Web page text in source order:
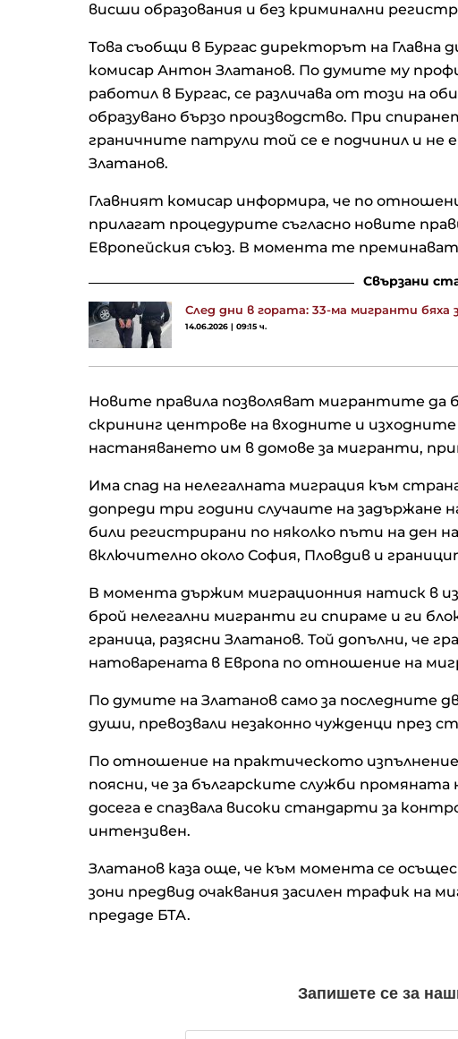
висши образования и без криминални
Това съобщи в Бургас директорът на Главна
комисар Антон Златанов. По думите му
работил в Бургас, се различава от този на
образувано бързо производство. При
граничните патрули той се е подчинил и не
Златанов.
Главният комисар информира, че по
прилагат процедурите съгласно новите
Европейския съюз. В момента те
Свързани
След дни в гората: 33-ма мигранти бяха
14.06.2026 | 09:15 ч.
Новите правила позволяват мигрантите да
скрининг центрове на входните и
настаняването им в домове за мигранти,
Има спад на нелегалната миграция към
допреди три години случаите на задържане
били регистрирани по няколко пъти на ден
включително около София, Пловдив и
В момента държим миграционния натиск в
брой нелегални мигранти ги спираме и ги
граница, разясни Златанов. Той допълни, че
натоварената в Европа по отношение на
По думите на Златанов само за последните
души, превозвали незаконно чужденци през
По отношение на практическото
поясни, че за българските служби
досега е спазвала високи стандарти за
интензивен.
Златанов каза още, че към момента се
зони предвид очаквания засилен трафик на
предаде БТА.
Кадър на деня за 6 август
Американските борсови индекси
OTP Group отчете силни
В Европа работят над 10 хил.